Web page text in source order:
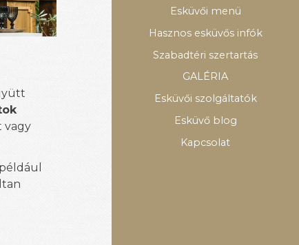
Esküvői menü
Hasznos esküvős infók
Szabadtéri szertartás
GALÉRIA
Esküvői szolgáltatók
Esküvő blog
Kapcsolat
vagy